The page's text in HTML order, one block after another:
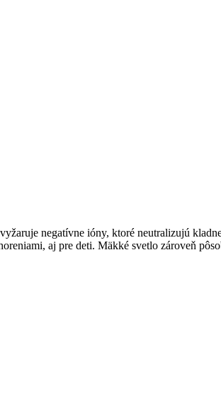
negatívne ióny, ktoré neutralizujú
aj pre deti. Mäkké svetlo zároveň